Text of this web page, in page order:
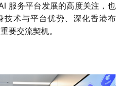
服务平台发展的高度关注，也
技术与平台优势、深化香港布
要交流契机。